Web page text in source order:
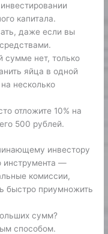
капитала.
даже если вы
сумме нет, только
яйца в одной
несколько
отложите 10% на
500 рублей.
инвестору
инструмента —
комиссии,
быстро приумножить
сумм?
способом.